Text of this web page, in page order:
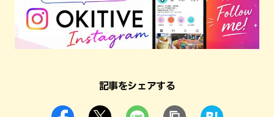
記事をシェアする